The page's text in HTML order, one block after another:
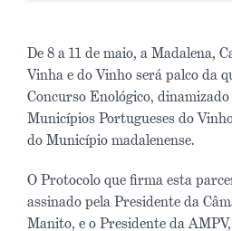
De 8 a 11 de maio, a Madalena,
Vinha e do Vinho será palco da
Concurso Enológico,
Municípios Portugueses do
do Município madalenense.
O Protocolo que firma esta
assinado pela Presidente da
Manito, e o Presidente da